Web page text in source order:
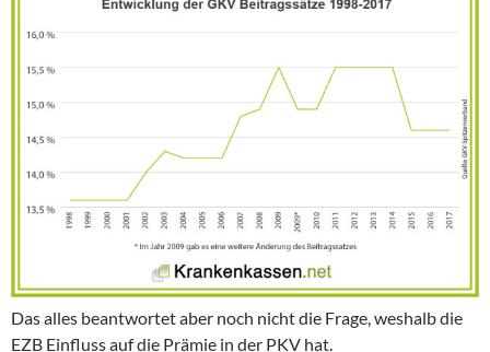
Das alles beantwortet aber noch nicht die Frage, weshalb die
EZB Einfluss auf die Prämie in der PKV hat.